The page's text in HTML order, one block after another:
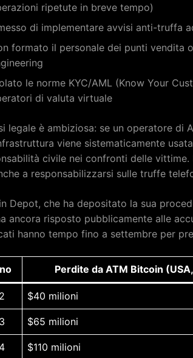
ripetute in breve tempo)
di implementare avvisi anti-truffa
formato il personale dei punti vendita
le norme KYC/AML (Know Your
di valuta virtuale
legale è ambiziosa: se un operatore di
viene sistematicamente
civile nei confronti delle
a responsabilizzarsi sulle truffe
Depot, che ha depositato la sua
ancora risposto pubblicamente alle
hanno tempo fino a settembre per
Perdite da ATM Bitcoin
$40 milioni
$65 milioni
$110 milioni